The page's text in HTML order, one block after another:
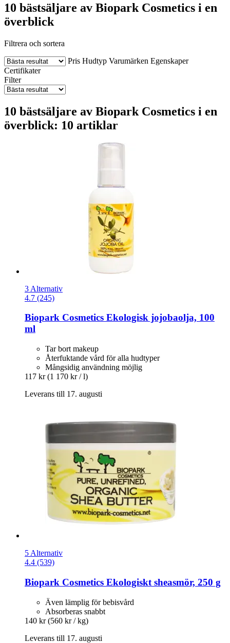
10 bästsäljare av Biopark Cosmetics i en
överblick
Filtrera och sortera
Pris Hudtyp Varumärken Egenskaper
Certifikater
Filter
10 bästsäljare av Biopark Cosmetics i en
överblick: 10 artiklar
3 Alternativ
4.7 (245)
Biopark Cosmetics Ekologisk jojobaolja, 100
ml
Tar bort makeup
Återfuktande vård för alla hudtyper
Mångsidig användning möjlig
117 kr (1 170 kr / l)
Leverans till 17. augusti
5 Alternativ
4.4 (539)
Biopark Cosmetics Ekologiskt sheasmör, 250 g
Även lämplig för bebisvård
Absorberas snabbt
140 kr (560 kr / kg)
Leverans till 17. augusti